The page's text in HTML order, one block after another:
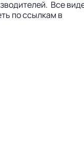
Все
по ссылкам в